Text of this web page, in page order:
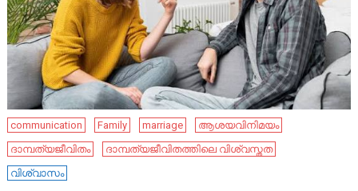
communication Family marriage
ആശയവിനിമയം
ദാമ്പത്യജീവിതം
ദാമ്പത്യജീവിതത്തിലെ വിശ്വസ്തത
വിശ്വാസം